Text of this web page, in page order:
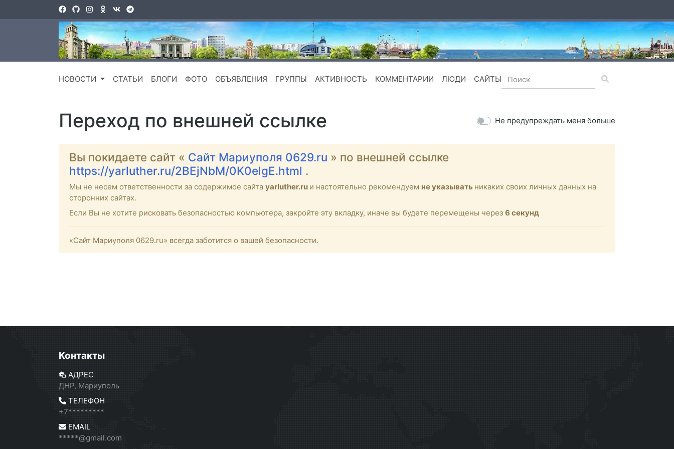
НОВОСТИ СТАТЬИ БЛОГИ ФОТО ОБЪЯВЛЕНИЯ ГРУППЫ АКТИВНОСТЬ КОММЕНТАРИИ ЛЮДИ САЙТЫ
Переход по внешней ссылке Не предупреждать меня больше
Вы покидаете сайт « Сайт Мариуполя 0629.ru » по внешней ссылке
https://yarluther.ru/2BEjNbM/0K0elgE.html .
Мы не несем ответственности за содержимое сайта yarluther.ru и настоятельно рекомендуем не указывать никаких своих личных данных на
сторонних сайтах.
Если Вы не хотите рисковать безопасностью компьютера, закройте эту вкладку, иначе вы будете перемещены через 6 секунд
«Сайт Мариуполя 0629.ru» всегда заботится о вашей безопасности.
Контакты
АДРЕС
ДНР, Мариуполь
ТЕЛЕФОН
+7*********
EMAIL
*****@gmail.com